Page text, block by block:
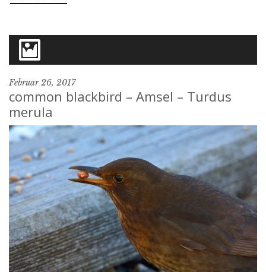
Februar 26, 2017
common blackbird – Amsel – Turdus
merula